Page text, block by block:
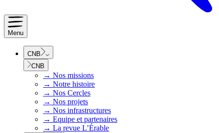
Menu
CNB
CNB
→ Nos missions
→ Notre histoire
→ Nos Cercles
→ Nos projets
→ Nos infrastructures
→ Equipe et partenaires
→ La revue L’Érable